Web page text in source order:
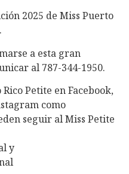
2025 de Miss Puerto
a esta gran
al 787-344-1950.
Petite en Facebook,
como
seguir al Miss Petite
y